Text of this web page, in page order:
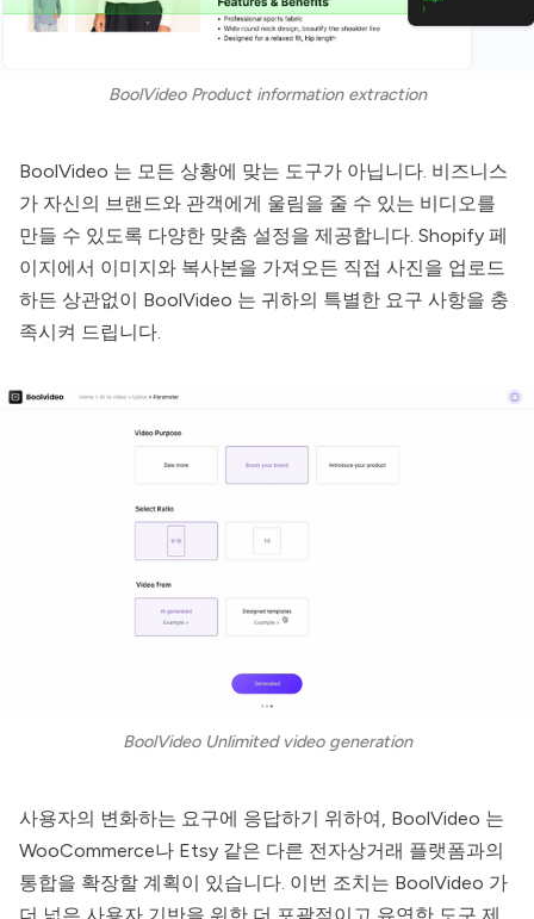
BoolVideo Product information extraction
BoolVideo 는 모든 상황에 맞는 도구가 아닙니다. 비즈니스
가 자신의 브랜드와 관객에게 울림을 줄 수 있는 비디오를
만들 수 있도록 다양한 맞춤 설정을 제공합니다. Shopify 페
이지에서 이미지와 복사본을 가져오든 직접 사진을 업로드
하든 상관없이 BoolVideo 는 귀하의 특별한 요구 사항을 충
족시켜 드립니다.
BoolVideo Unlimited video generation
사용자의 변화하는 요구에 응답하기 위하여, BoolVideo 는
WooCommerce나 Etsy 같은 다른 전자상거래 플랫폼과의
통합을 확장할 계획이 있습니다. 이번 조치는 BoolVideo 가